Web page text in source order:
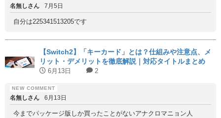
名無しさん 7月5日
自分は225341513205です
【Switch2】「キーカード」とは？仕組みや注意点、メ
リット・デメリットを徹底解説｜対応タイトルまとめ
6月13日 2
名無しさん 6月13日
今までパッケージ版しか買ったことがないアナクロマニョン人